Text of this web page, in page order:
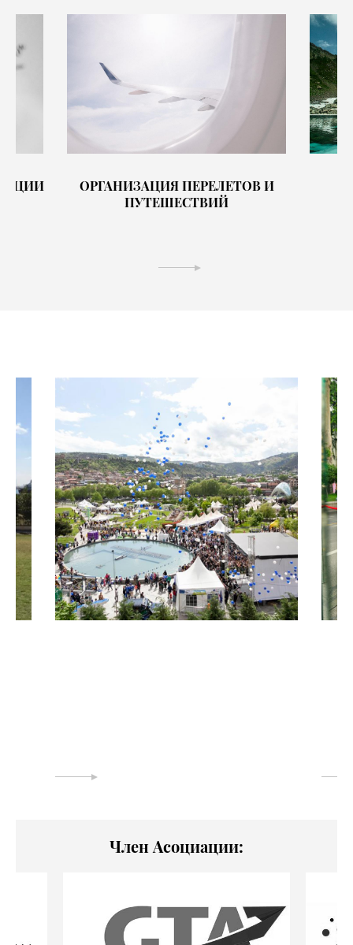
ОРГАНИЗАЦИЯ ПЕРЕЛЕТОВ И
ПУТЕШЕСТВИЙ
Член Асоциации: